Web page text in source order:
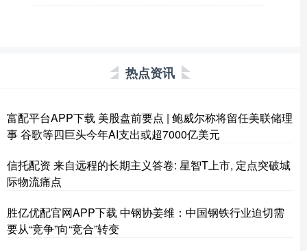
热点资讯
富配平台APP下载 美股盘前要点 | 鲍威尔称将留任美联储理
事 谷歌等四巨头今年AI支出或超7000亿美元
信托配资 来自远程的长期主义答卷: 星智T上市, 定点突破城
际物流痛点
胜亿优配官网APP下载 中钢协姜维：中国钢铁行业迫切需
要从“竞争”向“竞合”转变